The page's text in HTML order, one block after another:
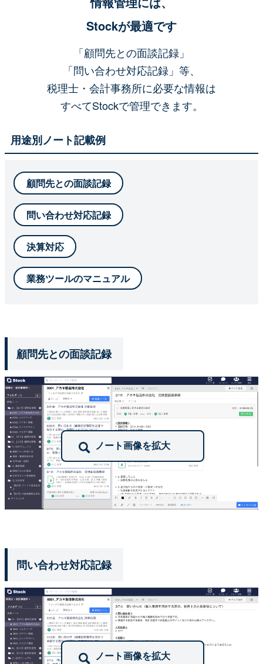
Stockが最適です
「顧問先との面談記録」
「問い合わせ対応記録」等、
税理士・会計事務所に必要な情報は
すべてStockで管理できます。
用途別ノート記載例
顧問先との面談記録
問い合わせ対応記録
決算対応
業務ツールのマニュアル
顧問先との面談記録
問い合わせ対応記録